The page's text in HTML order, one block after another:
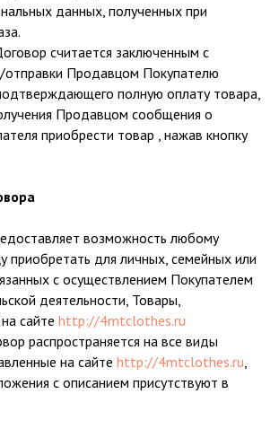
данных, полученных при
считается заключенным с
Продавцом Покупателю
полную оплату товара,
Продавцом сообщения о
приобрести товар , нажав кнопку
возможность любому
приобретать для личных, семейных или
с осуществлением Покупателем
деятельности, Товары,
сайте http://4mtclothes.ru
распространяется на все виды
на сайте http://4mtclothes.ru,
с описанием присутствуют в